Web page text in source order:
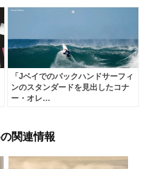
「Jベイでのバックハンドサーフィ
ンのスタンダードを見出したコナ
ー・オレ…
関連情報